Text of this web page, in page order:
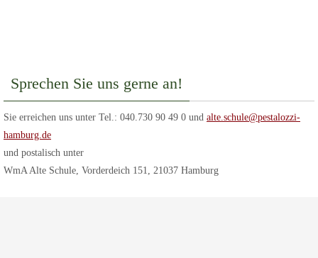
Sprechen Sie uns gerne an!
Sie erreichen uns unter Tel.: 040.730 90 49 0 und alte.schule@pestalozzi-
hamburg.de
und postalisch unter
WmA Alte Schule, Vorderdeich 151, 21037 Hamburg